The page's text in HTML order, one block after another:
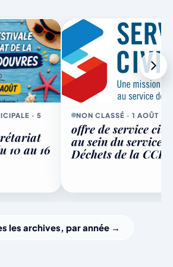
Grande salle de la Mairie
courges
Cuisine du local
brioches
heure à confirmer
oignons
Cuisine du local
de la Sainte-Cécile
Beaujolais
· 5
10 au 16
NON CLASSÉ · 1 AOÛT
offre de service
au sein du service
Déchets de la CCPA
les archives, par année →